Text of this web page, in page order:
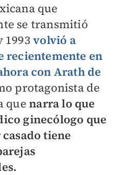
que
se transmitió
1993volvió a
recientemente en
con Arath de
protagonista de
quenarra lo que
ginecólogo que
casado tiene